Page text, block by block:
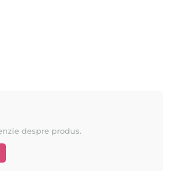
despre produs.